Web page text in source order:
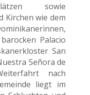
sowie
Kirchen wie dem
Palacio
San
Señora de
nach
liegt im